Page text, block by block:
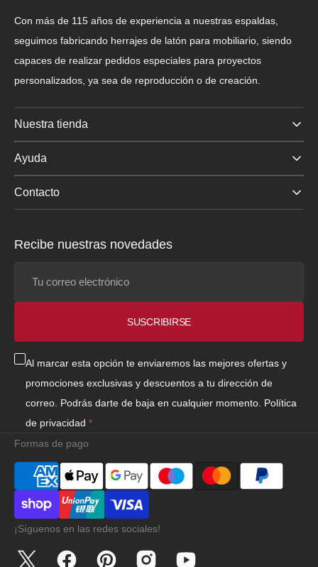
Con más de 115 años de experiencia a nuestras espaldas,
seguimos fabricando herrajes de latón para mobiliario, siendo
capaces de realizar pedidos especiales para proyectos
personalizados, ya sea de reproducción o de creación.
Nuestra tienda
Ayuda
Contacto
Recibe nuestras novedades
SUSCRIBIRSE
Al marcar esta opción te enviaremos las mejores ofertas y
promociones exclusivas y descuentos a tu dirección de
correo. Podrás darte de baja en cualquier momento. Política
de privacidad
Formas de pago
¡Síguenos en las redes sociales!